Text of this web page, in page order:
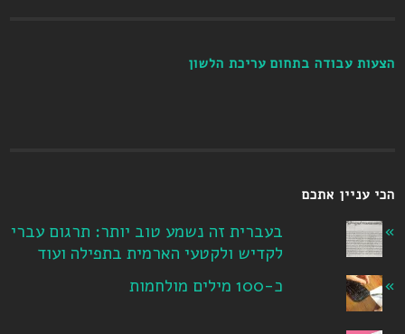
הצעות עבודה בתחום עריכת הלשון
הכי עניין אתכם
בעברית זה נשמע טוב יותר: תרגום עברי
לקדיש ולקטעי הארמית בתפילה ועוד
כ-100 מילים מולחמות